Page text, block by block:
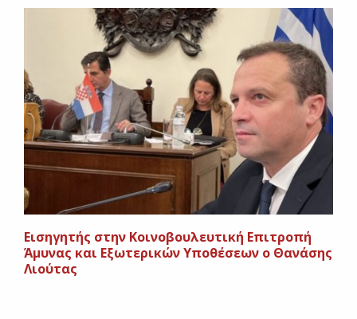
Εισηγητής στην Κοινοβουλευτική Επιτροπή
Άμυνας και Εξωτερικών Υποθέσεων ο Θανάσης
Λιούτας